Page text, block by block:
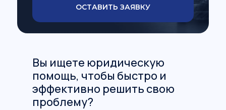
ОСТАВИТЬ ЗАЯВКУ
Вы ищете юридическую
помощь, чтобы быстро и
эффективно решить свою
проблему?